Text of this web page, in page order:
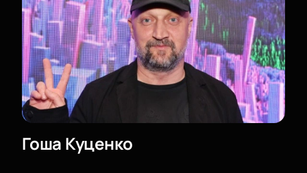
поступит сразу.
Цена билета зависит от выбранного сектора,
категории мест или ложи. Стоимость указана
рядом с каждой позицией на схеме зала.
Можно забронировать места по телефону:
менеджер поможет выбрать позиции и объяснит
правила оплаты. На сайте размещено расписание
Гоша Куценко